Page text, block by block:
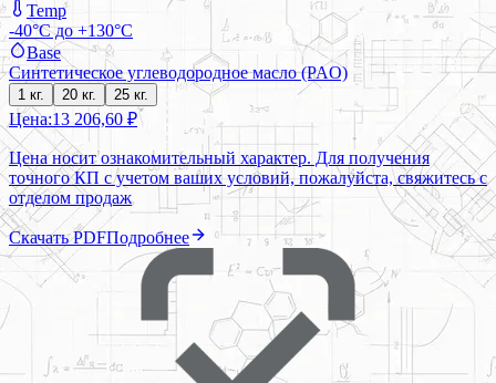
Temp
-40°C до +130°C
Base
Синтетическое углеводородное масло (PAO)
1 кг. 20 кг. 25 кг.
Цена:13 206,60 ₽
Цена носит ознакомительный характер. Для получения
точного КП с учетом ваших условий, пожалуйста, свяжитесь с
отделом продаж
Скачать PDFПодробнее